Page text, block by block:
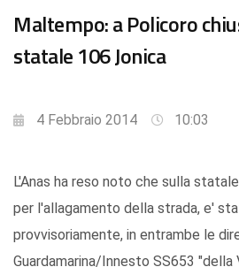
Maltempo: a Policoro
statale 106 Jonica
4 Febbraio 2014 10:03
L'Anas ha reso noto che sulla
per l'allagamento della strada, e'
provvisoriamente, in entrambe le
Guardamarina/Innesto SS653 "della